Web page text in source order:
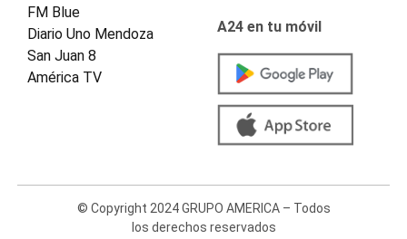
FM Blue
Diario Uno Mendoza
San Juan 8
América TV
A24 en tu móvil
© Copyright 2024 GRUPO AMERICA – Todos
los derechos reservados